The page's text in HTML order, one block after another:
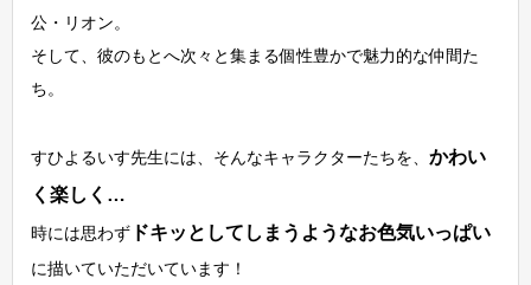
公・リオン。
そして、彼のもとへ次々と集まる個性豊かで魅力的な仲間た
ち。
すひよるいす先生には、そんなキャラクターたちを、 かわい
く楽しく…
時には思わず ドキッとしてしまうようなお色気いっぱい
に描いていただいています！